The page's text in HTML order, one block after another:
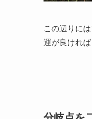
この辺りに
運が良ければ